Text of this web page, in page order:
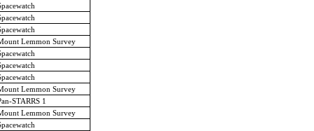
Lemmon Survey
Lemmon Survey
STARRS 1
Lemmon Survey